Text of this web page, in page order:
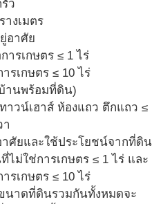
ว
างเมตร
อาศัย
ารเกษตร ≤ 1 ไร่
รเกษตร ≤ 10 ไร่
านพร้อมที่ดิน)
าวน์เฮาส์ ห้องแถว ตึกแถว ≤
า
าศัยและใช้ประโยชน์จากที่ดิน
ไม่ใช่การเกษตร ≤ 1 ไร่ และ
รเกษตร ≤ 10 ไร่
นาดที่ดินรวมกันทั้งหมดจะ